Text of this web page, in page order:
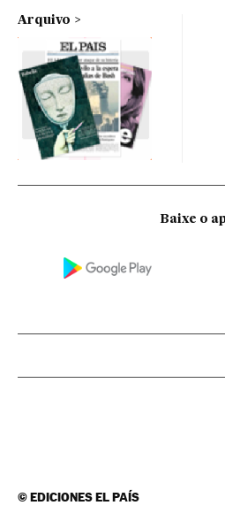
Arquivo
Baixe o
©EDICIONES EL PAÍS